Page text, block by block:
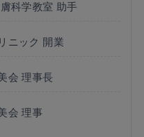
科学教室 助手
ニック 開業
会 理事長
会 理事